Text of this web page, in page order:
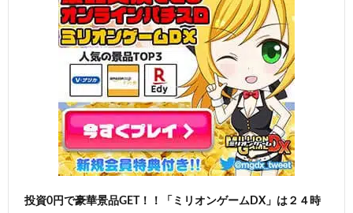
投資0円で豪華景品GET！！「ミリオンゲームDX」は２４時